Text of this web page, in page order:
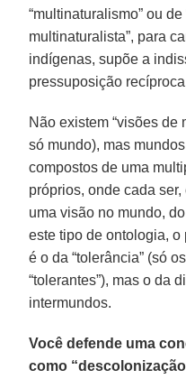
“multinaturalismo” ou
multinaturalista”, para
indígenas, supõe a
pressuposição
Não existem “visões de
só mundo), mas
compostos de uma
próprios, onde cada
uma visão no mundo,
este tipo de ontologia,
é o da “tolerância” (só
“tolerantes”), mas o da
intermundos.
Você defende uma
como